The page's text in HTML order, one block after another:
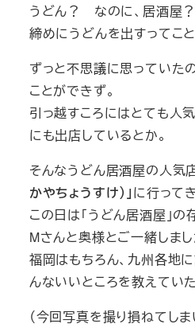
うどん？ なのに、居酒屋？
締めにうどんを出すってこ
ずっと不思議に思っていた
ことができず。
引っ越すころにはとても人
にも出店しているとか。
そんなうどん居酒屋の人気
かやちょうすけ）」に行って
この日は「うどん居酒屋」
Mさんと奥様とご一緒しまし
福岡はもちろん、九州各地
んないいところを教えてい
（今回写真を撮り損ねてし